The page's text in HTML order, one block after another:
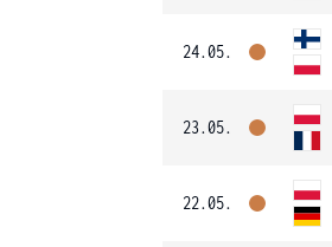
24.05.
23.05.
22.05.